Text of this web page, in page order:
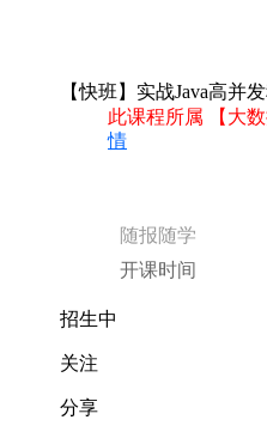
【快班】实战Java高并
此课程所属 【大
情
随报随学
开课时间
招生中
关注
分享